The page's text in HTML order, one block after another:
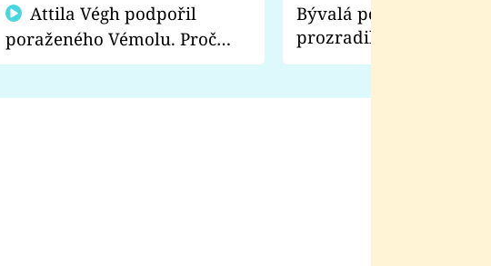
poraženého Vémolu. Proč
chce raději zápasit s ním než
Bývalá pornoherečka
prozradila, co ji
natáčení Euforie.